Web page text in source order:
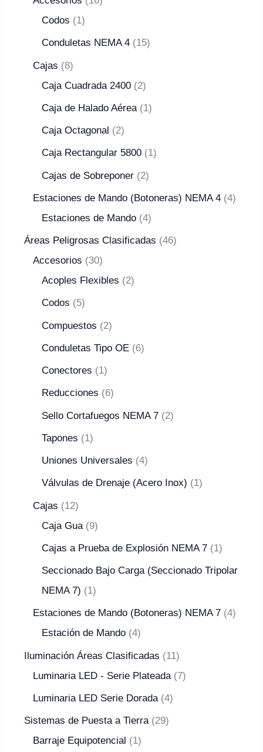
Codos
1
Conduletas NEMA 4 15
Cajas
8
Caja Cuadrada 2400
2
Caja de Halado Aérea 1
Caja Octagonal 2
Caja Rectangular 5800 1
Cajas de Sobreponer 2
Estaciones de Mando (Botoneras) NEMA 4 4
Estaciones de Mando 4
Áreas Peligrosas Clasificadas
46
Accesorios
30
Acoples Flexibles
2
Codos 5
Compuestos 2
Conduletas Tipo OE 6
Conectores 1
Reducciones 6
Sello Cortafuegos NEMA 7 2
Tapones 1
Uniones Universales 4
Válvulas de Drenaje (Acero Inox) 1
Cajas
12
Caja Gua
9
Cajas a Prueba de Explosión NEMA 7 1
Seccionado Bajo Carga (Seccionado Tripolar
NEMA 7)
1
Estaciones de Mando (Botoneras) NEMA 7 4
Estación de Mando 4
Iluminación Áreas Clasificadas
11
Luminaria LED - Serie Plateada
7
Luminaria LED Serie Dorada 4
Sistemas de Puesta a Tierra
29
Barraje Equipotencial
1